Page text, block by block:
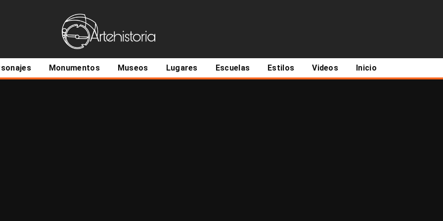
Monumentos Museos Lugares Escuelas Estilos Videos Inicio